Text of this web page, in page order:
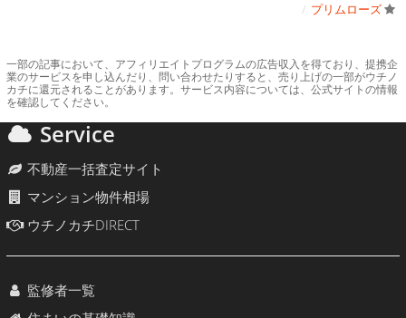
プリムローズ
一部の記事において、アフィリエイトプログラムの広告収入を得ており、提携企
業のサービスを申し込んだり、問い合わせたりすると、売り上げの一部がウチノ
カチに還元されることがあります。サービス内容については、公式サイトの情報
を確認してください。
Service
不動産一括査定サイト
マンション物件相場
ウチノカチDIRECT
監修者一覧